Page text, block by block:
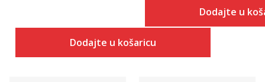
Dodajte u košaricu
Dodajte u